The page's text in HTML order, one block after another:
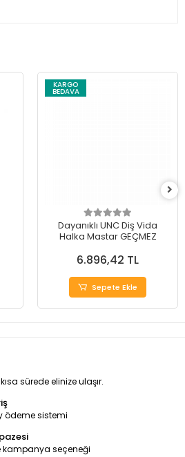
KARGO
BEDAVA
Dayanıklı UNC Diş Vida
Halka Mastar GEÇMEZ
6.896,42 TL
Sepete Ekle
sürede elinize ulaşır.
ödeme sistemi
kampanya seçeneği